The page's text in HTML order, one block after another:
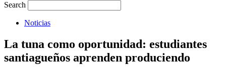
Search
Noticias
La tuna como oportunidad: estudiantes
santiagueños aprenden produciendo